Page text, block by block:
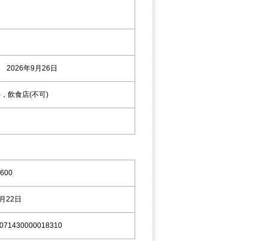
2026年9月26日
飲食店(不可)
22日